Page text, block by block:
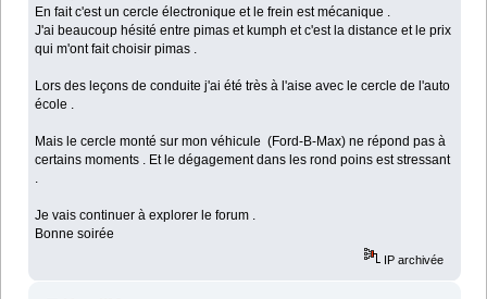
En fait c'est un cercle électronique et le frein est mécanique .
J'ai beaucoup hésité entre pimas et kumph et c'est la distance et le prix
qui m'ont fait choisir pimas .
Lors des leçons de conduite j'ai été très à l'aise avec le cercle de l'auto
école .
Mais le cercle monté sur mon véhicule (Ford-B-Max) ne répond pas à
certains moments . Et le dégagement dans les rond poins est stressant
Je vais continuer à explorer le forum .
Bonne soirée
IP archivée